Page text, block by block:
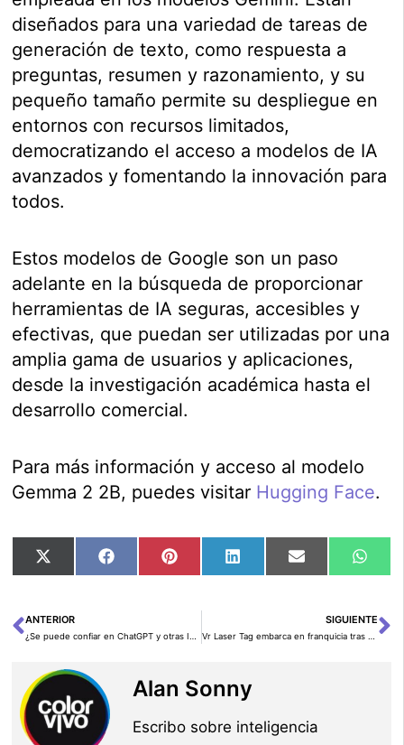
diseñados para una variedad de tareas de
generación de texto, como respuesta a
preguntas, resumen y razonamiento, y su
pequeño tamaño permite su despliegue en
entornos con recursos limitados,
democratizando el acceso a modelos de IA
avanzados y fomentando la innovación para
todos.
Estos modelos de Google son un paso
adelante en la búsqueda de proporcionar
herramientas de IA seguras, accesibles y
efectivas, que puedan ser utilizadas por una
amplia gama de usuarios y aplicaciones,
desde la investigación académica hasta el
desarrollo comercial.
Para más información y acceso al modelo
Gemma 2 2B, puedes visitar Hugging Face.
Compartir
en
X
Compartir
en
FacebookCompartir
en
PinterestCompartir
en
LinkedInCompartir
en
Email
en
Ant
ANTERIOR SIGUIENTE
Alan Sonny
Escribo sobre inteligencia